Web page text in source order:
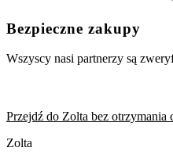
Bezpieczne zakupy
Wszyscy nasi partnerzy są
Przejdź do Zolta bez otrzymania
Zolta